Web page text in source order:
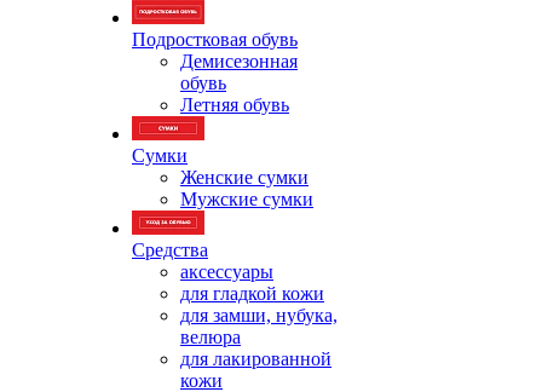
Подростковая обувь
Демисезонная
обувь
Летняя обувь
Сумки
Женские сумки
Мужские сумки
Средства
аксессуары
для гладкой кожи
для замши, нубука,
велюра
для лакированной
кожи